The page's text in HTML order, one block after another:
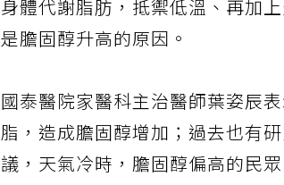
身體代謝脂肪，抵禦低溫、再加
是膽固醇升高的原因。
國泰醫院家醫科主治醫師葉姿辰
脂，造成膽固醇增加；過去也有
議，天氣冷時，膽固醇偏高的民